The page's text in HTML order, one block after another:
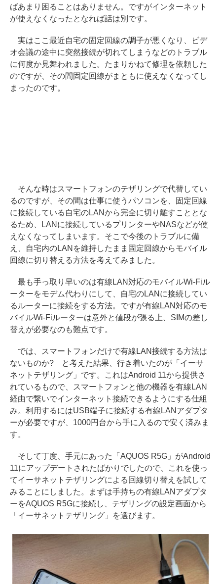
ばあまり困ることはありません。ですがインターネット
が使えなくなったとなれば話は別です。
実はここ最近自宅の固定回線の調子が悪くなり、ビデ
オ会議の途中に突然接続が切れてしまうなどのトラブル
に何度か見舞われました。たまりかねて修理を依頼した
のですが、その間固定回線がまともに使えなくなってし
まったのです。
そんな時はスマートフォンのテザリングで代替してい
るのですが、その間は仕事に使うパソコンを、固定回線
に接続している自宅のLANから完全に切り離すこととな
るため、LANに接続しているプリンターやNASなどが使
えなくなってしまいます。そこで今後のトラブルに備
え、自宅内のLANを維持したまま固定回線からモバイル
回線に切り替える方法を考えてみました。
最も手っ取り早いのは有線LAN対応のモバイルWi-Fiル
ーターをモデム代わりにして、自宅のLANに接続してい
るルーターに接続をする方法。ですが有線LAN対応のモ
バイルWi-Fiルーターは意外と値段が張る上、SIMの差し
替えが必要なのも難点です。
では、スマートフォンだけで有線LAN接続する方法は
ないものか? と考えた結果、行き着いたのが「イーサ
ネットテザリング」です。これはAndroid 11から提供さ
れているもので、スマートフォンと他の機器を有線LAN
経由で繋いでインターネット接続できるようにする仕組
み。利用するにはUSB端子に接続する有線LANアダプタ
ーが必要ですが、1000円台から手に入るので安く済みま
す。
そして丁度、手元にあった「AQUOS R5G」がAndroid
11にアップデートされたばかりでしたので、これを使っ
てイーサネットテザリングによる回線切り替えを試して
みることにしました。まずは手持ちの有線LANアダプタ
ーをAQUOS R5Gに接続し、テザリングの設定画面から
「イーサネットテザリング」を選びます。